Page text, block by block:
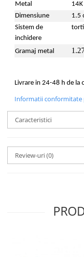
Metal
Dimensiune
1.5
Sistem de
inchidere
Gramaj metal
Livrare in 24-48 h de la
Informatii conformitate
Caracteristici
Review-uri(0)